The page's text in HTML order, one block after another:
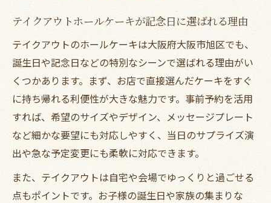
テイクアウトホールケーキが記念日に選ばれる理由
テイクアウトのホールケーキは大阪府大阪市旭区でも、
誕生日や記念日などの特別なシーンで選ばれる理由がい
くつかあります。まず、お店で直接選んだケーキをすぐ
に持ち帰れる利便性が大きな魅力です。事前予約を活用
すれば、希望のサイズやデザイン、メッセージプレート
など細かな要望にも対応しやすく、当日のサプライズ演
出や急な予定変更にも柔軟に対応できます。
また、テイクアウトは自宅や会場でゆっくりと過ごせる
点もポイントです。お子様の誕生日や家族の集まりな